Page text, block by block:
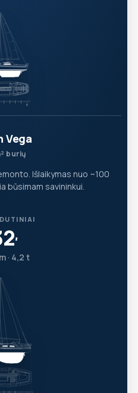
Vega
burių
Išlaikymas nuo ~100
būsimam savininkui.
′
· 4,2 t